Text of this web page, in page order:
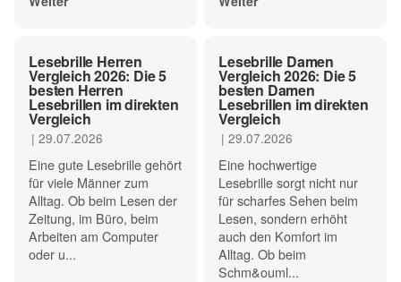
Lesebrille Herren
Vergleich 2026: Die 5
besten Herren
Lesebrillen im direkten
Vergleich
| 29.07.2026
Eine gute Lesebrille gehört
für viele Männer zum
Alltag. Ob beim Lesen der
Zeitung, im Büro, beim
Arbeiten am Computer
oder u...
Lesebrille Damen
Vergleich 2026: Die 5
besten Damen
Lesebrillen im direkten
Vergleich
| 29.07.2026
Eine hochwertige
Lesebrille sorgt nicht nur
für scharfes Sehen beim
Lesen, sondern erhöht
auch den Komfort im
Alltag. Ob beim
Schm&ouml...